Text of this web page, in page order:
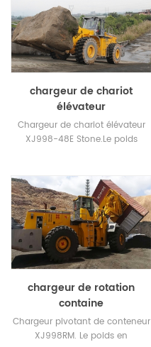
chargeur de chariot
élévateur
Chargeur de chariot élévateur
XJ998-48E Stone.Le poids
résistance, trois pneus, en fil
d'acier 29.5R29.
chargeur de rotation
containe
Chargeur pivotant de conteneur
XJ998RM. Le poids en